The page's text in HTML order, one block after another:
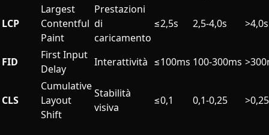
LCP
Largest
Contentful
Paint
Prestazioni
di
caricamento
≤2,5s 2,5-4,0s >4,0s
FID
First Input
Delay
Interattività ≤100ms 100-300ms
CLS
Cumulative
Layout
Shift
Stabilità
visiva
≤0,1 0,1-0,25 >0,25